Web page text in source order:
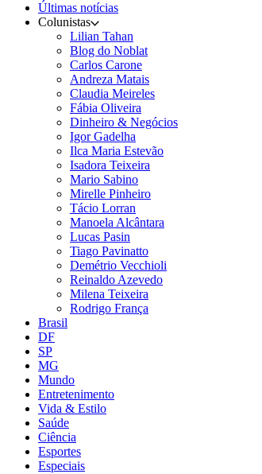
Últimas notícias
Colunistas
Lilian Tahan
Blog do Noblat
Carlos Carone
Andreza Matais
Claudia Meireles
Fábia Oliveira
Dinheiro & Negócios
Igor Gadelha
Ilca Maria Estevão
Isadora Teixeira
Mario Sabino
Mirelle Pinheiro
Tácio Lorran
Manoela Alcântara
Lucas Pasin
Tiago Pavinatto
Demétrio Vecchioli
Reinaldo Azevedo
Milena Teixeira
Rodrigo França
Brasil
DF
SP
MG
Mundo
Entretenimento
Vida & Estilo
Saúde
Ciência
Esportes
Especiais